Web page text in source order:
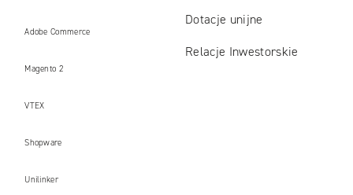
Adobe Commerce
Magento 2
VTEX
Shopware
Unilinker
Dotacje unijne
Relacje Inwestorskie